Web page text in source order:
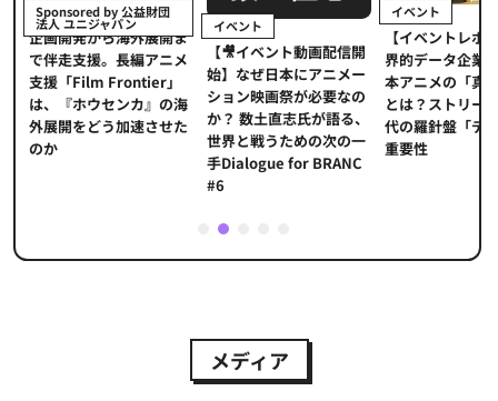
Sponsored by 公益財団
法人 ユニジャパン
企画開発から海外展開ま
で伴走支援。長編アニメ
支援「Film Frontier」
は、『ホウセンカ』の海
外展開をどう加速させた
のか
イベント
【🎥イベント動画配信開
始】なぜ日本にアニメー
ション映画祭が必要なの
か？ 数土直志氏が語る、
世界と戦うための次の一
手Dialogue for BRANC
#6
イベント
【イベントレポ
界的データ企業
本アニメの「真
とは？ストリー
代の羅針盤「デ
重要性
2
メディア